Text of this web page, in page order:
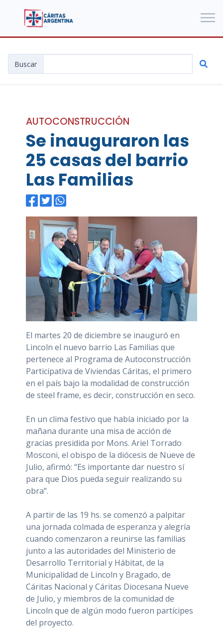
Buscar
AUTOCONSTRUCCIÓN
Se inauguraron las
25 casas del barrio
Las Familias
El martes 20 de diciembre se inauguró en
Lincoln el nuevo barrio Las Familias que
pertenece al Programa de Autoconstrucción
Participativa de Viviendas Cáritas, el primero
en el país bajo la modalidad de construcción
de steel frame, es decir, construcción en seco.
En un clima festivo que había iniciado por la
mañana durante una misa de acción de
gracias presidida por Mons. Ariel Torrado
Mosconi, el obispo de la diócesis de Nueve de
Julio, afirmó: “Es importante dar nuestro sí
para que Dios pueda seguir realizando su
obra”.
A partir de las 19 hs. se comenzó a palpitar
una jornada colmada de esperanza y alegría
cuando comenzaron a reunirse las familias
junto a las autoridades del Ministerio de
Desarrollo Territorial y Hábitat, de la
Municipalidad de Lincoln y Bragado, de
Cáritas Nacional y Cáritas Diocesana Nueve
de Julio, y miembros de la comunidad de
Lincoln que de algún modo fueron partícipes
del proyecto.